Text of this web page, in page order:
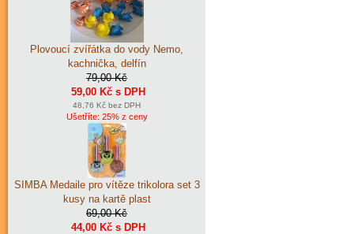
Plovoucí zvířátka do vody Nemo,
kachnička, delfín
79,00 Kč
59,00 Kč s DPH
48,76 Kč bez DPH
Ušetříte: 25% z ceny
SIMBA Medaile pro vítěze trikolora set 3
kusy na kartě plast
69,00 Kč
44,00 Kč s DPH